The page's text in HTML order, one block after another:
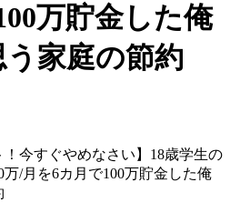
万貯金した俺
家庭の節約